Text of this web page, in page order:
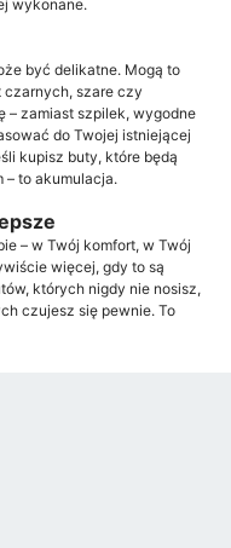
wykonane.
być delikatne. Mogą to
czarnych, szare czy
– zamiast szpilek, wygodne
do Twojej istniejącej
kupisz buty, które będą
– to akumulacja.
– w Twój komfort, w Twój
więcej, gdy to są
których nigdy nie nosisz,
czujesz się pewnie. To